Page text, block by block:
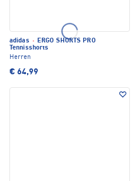
adidas · ERGO SHORTS PRO
Tennisshorts
Herren
€ 64,99